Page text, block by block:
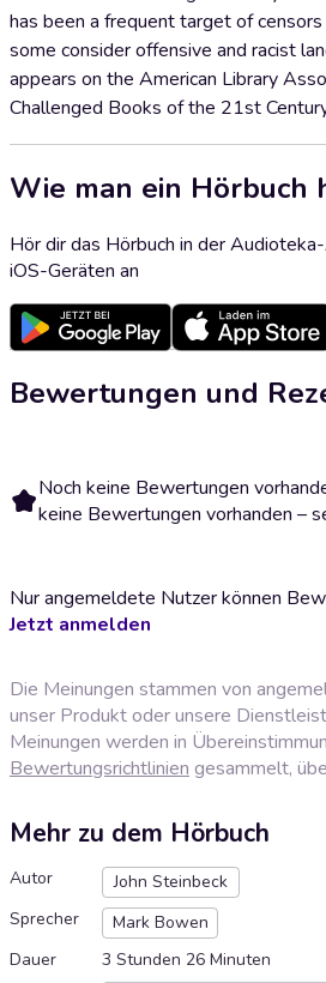
has been a frequent target of
some consider offensive and racist
appears on the American Library
Challenged Books of the 21st
Wie man ein Hörbuch
Hör dir das Hörbuch in der
iOS-Geräten an
Bewertungen und
Noch keine Bewertungen
keine Bewertungen vorhanden –
Nur angemeldete Nutzer können
Jetzt anmelden
Die Meinungen stammen von
unser Produkt oder unsere
Meinungen werden in
Bewertungsrichtlinien gesammelt,
Mehr zu dem Hörbuch
Autor
John Steinbeck
Sprecher
Mark Bowen
Dauer
3 Stunden 26 Minuten